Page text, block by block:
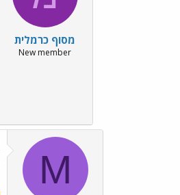
מסוף כרמלית
New member
M